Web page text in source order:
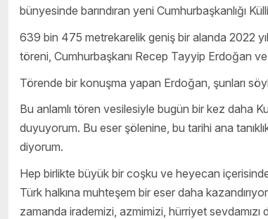
bünyesinde barındıran yeni Cumhurbaşkanlığı
639 bin 475 metrekarelik geniş bir alanda 2022
töreni, Cumhurbaşkanı Recep Tayyip Erdoğan ve
Törende bir konuşma yapan Erdoğan, şunları
Bu anlamlı tören vesilesiyle bugün bir kez daha
duyuyorum. Bu eser şölenine, bu tarihi ana
diyorum.
Hep birlikte büyük bir coşku ve heyecan
Türk halkına muhteşem bir eser daha
zamanda irademizi, azmimizi, hürriyet sevdamızı